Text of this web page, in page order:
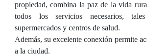
propiedad, combina la paz de la vida
todos los servicios necesarios,
supermercados y centros de salud.
Además, su excelente conexión permite
a la ciudad.